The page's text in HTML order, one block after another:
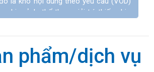
phim ảnh, thể thao, giải trí, thiếu nhi…
như Lionsgate, MGM, Sony Pictures,
v.v.
mới trải nghiệm, MyTV cung cấp
phẩm/dịch vụ